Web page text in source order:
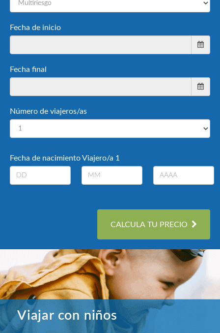
Fecha de inicio
Fecha final
Número de viajeros/as
Fecha de nacimiento Viajero/a 1
CALCULA TU PRECIO
Viajar con niños